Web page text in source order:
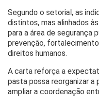
Segundo o setorial, as
distintos, mas alinhados
para a área de segurança
prevenção,
direitos humanos.
A carta reforça a
pasta possa reorganizar a
ampliar a coordenação